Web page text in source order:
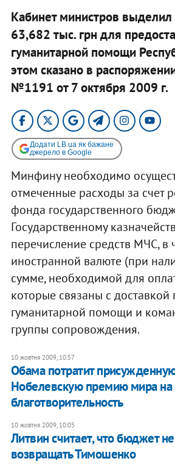
Кабинет министров
63,682 тыс. грн для
гуманитарной помощи
этом сказано в
№1191 от 7 октября 2009 г.
Додати LB.ua як бажане
джерело в Google
Минфину необходимо
отмеченные расходы за счет
фонда государственного
Государственному
перечисление средств МЧС, в
иностранной валюте (при
сумме, необходимой для
которые связаны с доставкой
гуманитарной помощи и
группы сопровождения.
10 жовтня 2009, 10:57
Обама потратит
Нобелевскую премию мира на
благотворительность
10 жовтня 2009, 10:05
Литвин считает, что бюджет не
возвращать Тимошенко